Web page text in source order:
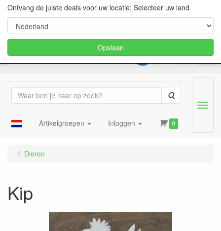
Zoeken
Artikelgroepen Inloggen 0
Menu
Dieren
Kip
Ontvang de juiste deals voor uw locatie; Selecteer uw land
Opslaan